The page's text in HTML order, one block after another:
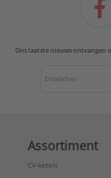
Ons laatste nieuws ontvangen
Assortiment
CV-ketels